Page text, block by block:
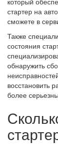
стартер на
сможете в
Также
состояния
обнаружить
восстановить
более